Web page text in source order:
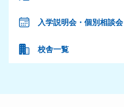
入学説明会・個別相談会
校舎一覧